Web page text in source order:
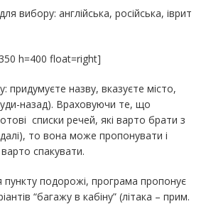
вибору: англійська, російська, іврит
h=400 float=right]
придумуєте назву, вказуєте місто,
назад). Враховуючи те, що
списки речей, які варто брати з
то вона може пропонувати і
варто спакувати.
пункту подорожі, програма пропонує
“багажу в кабіну” (літака – прим.